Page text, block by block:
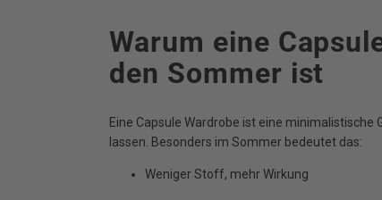
Warum eine
den Sommer ist
Eine Capsule Wardrobe ist eine
lassen. Besonders im Sommer bedeutet das:
Weniger Stoff, mehr Wirkung